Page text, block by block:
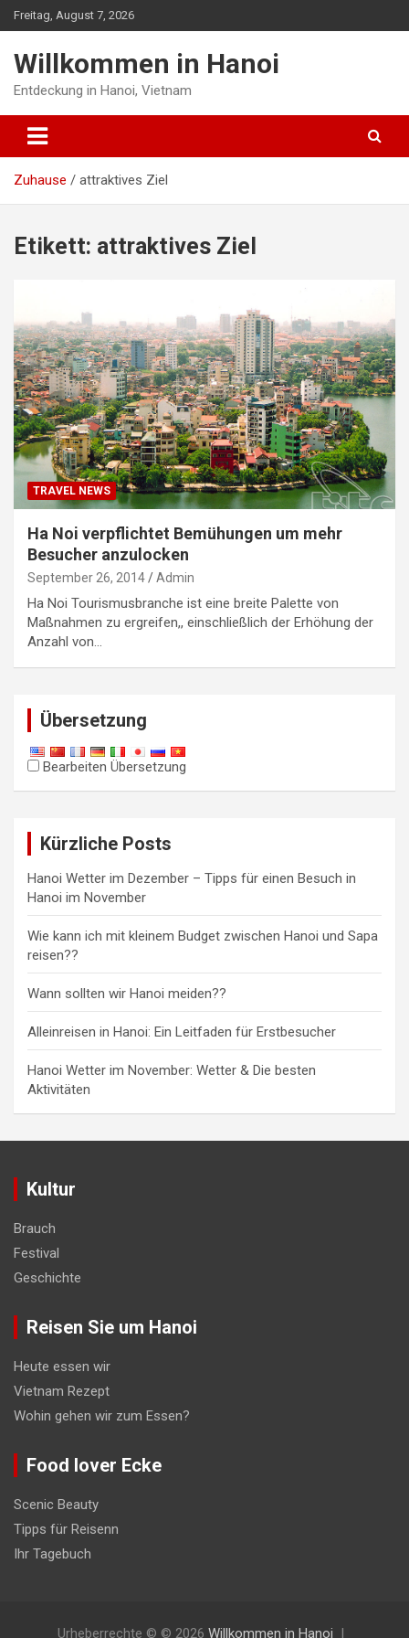
Zum
Inhalt
Freitag, August 7, 2026
Willkommen in Hanoi
Entdeckung in Hanoi, Vietnam
Zuhause attraktives Ziel
Etikett: attraktives Ziel
TRAVEL NEWS
Ha Noi verpflichtet Bemühungen um mehr
Besucher anzulocken
September 26, 2014 Admin
Ha Noi Tourismusbranche ist eine breite Palette von
Maßnahmen zu ergreifen,, einschließlich der Erhöhung der
Anzahl von…
Übersetzung
Bearbeiten Übersetzung
Kürzliche Posts
Hanoi Wetter im Dezember – Tipps für einen Besuch in
Hanoi im November
Wie kann ich mit kleinem Budget zwischen Hanoi und Sapa
reisen??
Wann sollten wir Hanoi meiden??
Alleinreisen in Hanoi: Ein Leitfaden für Erstbesucher
Hanoi Wetter im November: Wetter & Die besten
Aktivitäten
Kultur
Brauch
Festival
Geschichte
Reisen Sie um Hanoi
Heute essen wir
Vietnam Rezept
Wohin gehen wir zum Essen?
Food lover Ecke
Scenic Beauty
Tipps für Reisenn
Ihr Tagebuch
Urheberrechte © © 2026 Willkommen in Hanoi